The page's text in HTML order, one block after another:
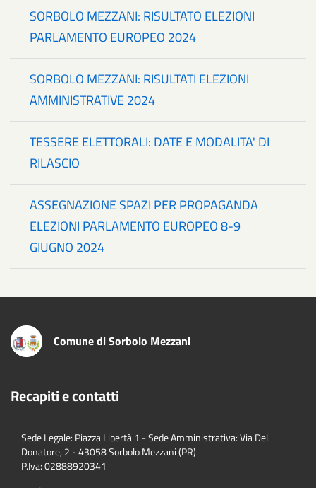
SORBOLO MEZZANI: RISULTATO ELEZIONI
PARLAMENTO EUROPEO 2024
SORBOLO MEZZANI: RISULTATI ELEZIONI
AMMINISTRATIVE 2024
TESSERE ELETTORALI: DATE E MODALITA' DI
RILASCIO
ASSEGNAZIONE SPAZI PER PROPAGANDA
ELEZIONI PARLAMENTO EUROPEO 8-9
GIUGNO 2024
Comune di Sorbolo Mezzani
Recapiti e contatti
Sede Legale: Piazza Libertà 1 - Sede Amministrativa: Via Del
Donatore, 2 - 43058 Sorbolo Mezzani (PR)
P.Iva:02888920341